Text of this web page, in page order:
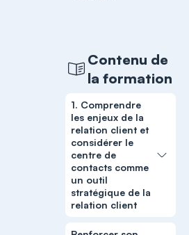
Contenu de
la formation
1. Comprendre
les enjeux de la
relation client et
considérer le
centre de
contacts comme
un outil
stratégique de la
relation client